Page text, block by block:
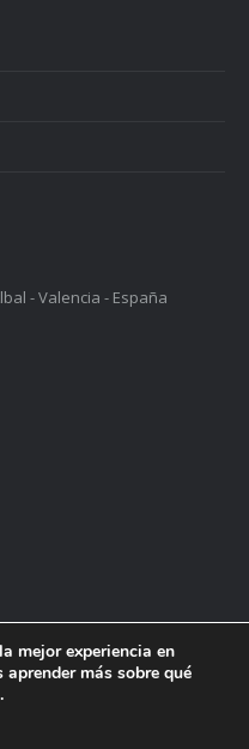
- Valencia - España
-
mejor experiencia en
aprender más sobre qué